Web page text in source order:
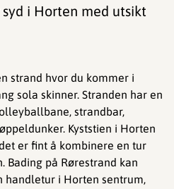
i Horten med utsikt
strand hvor du kommer i
sola skinner. Stranden har en
strandbar,
Kyststien i Horten
er fint å kombinere en tur
Bading på Rørestrand kan
handletur i Horten sentrum,